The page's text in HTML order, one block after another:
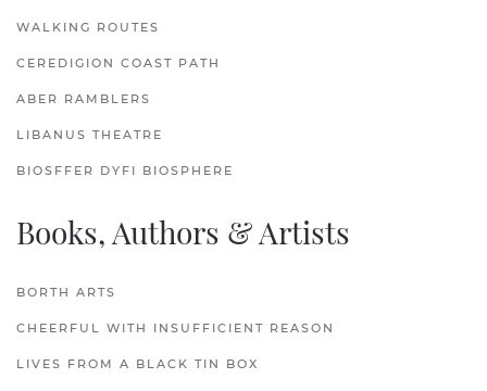
WALKING ROUTES
CEREDIGION COAST PATH
ABER RAMBLERS
LIBANUS THEATRE
BIOSFFER DYFI BIOSPHERE
Books, Authors & Artists
BORTH ARTS
CHEERFUL WITH INSUFFICIENT REASON
LIVES FROM A BLACK TIN BOX